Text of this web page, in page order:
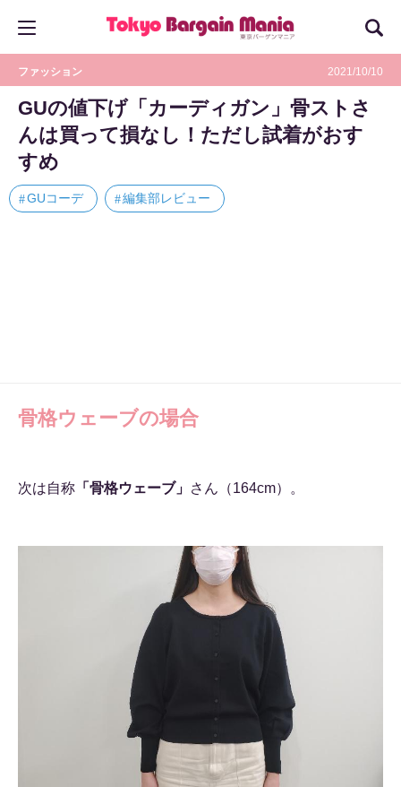
ファッション 2021/10/10
GUの値下げ「カーディガン」骨ストさ
んは買って損なし！ただし試着がおす
すめ
GUコーデ 編集部レビュー
骨格ウェーブの場合
次は自称 「骨格ウェーブ」 さん（164cm）。